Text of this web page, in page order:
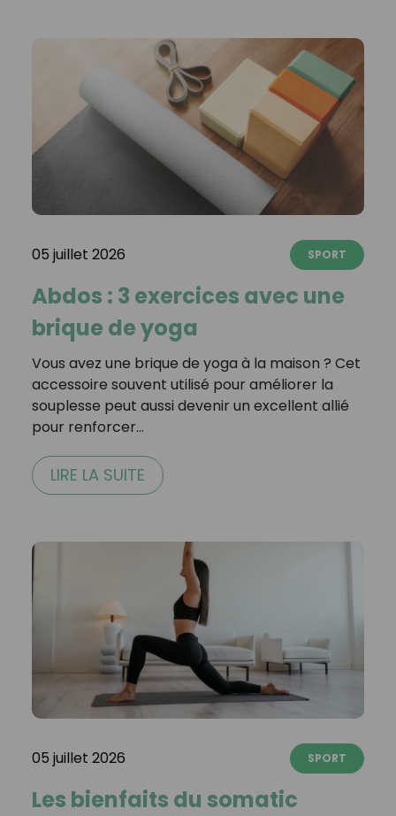
05 juillet 2026 SPORT
Abdos : 3 exercices avec une
brique de yoga
Vous avez une brique de yoga à la maison ? Cet
accessoire souvent utilisé pour améliorer la
souplesse peut aussi devenir un excellent allié
pour renforcer…
LIRE LA SUITE
05 juillet 2026 SPORT
Les bienfaits du somatic